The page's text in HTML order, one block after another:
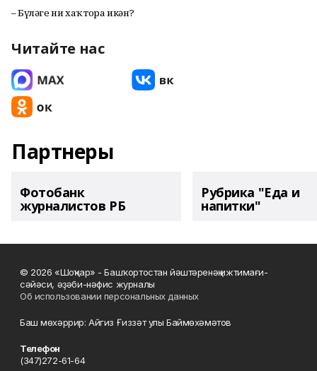
– Бүләге ни хаҡ тора икән?
Читайте нас
Партнеры
Фотобанк
журналистов РБ
Рубрика "Еда и
напитки"
© 2026 «Шоңҡар» - Башҡортостан йәштәренәң ижтимағи-
сәйәси, әҙәби-нәфис журналы
Об использовании персональных данных
Баш мөхәррир: Айгиз Ғиззәт улы Баймөхәмәтов
Телефон
(347)272-61-64